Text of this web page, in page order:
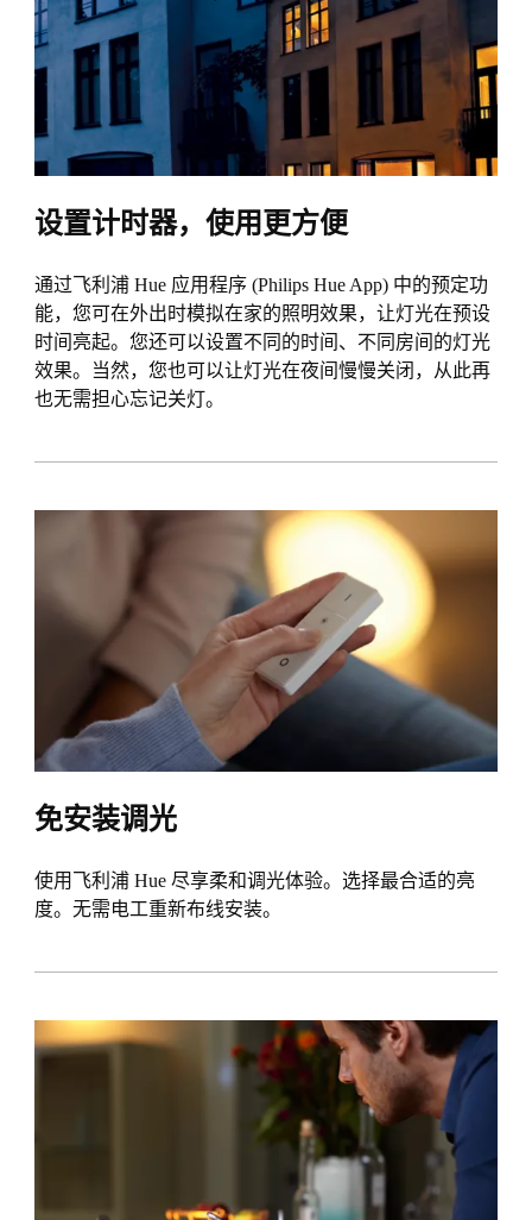
设置计时器，使用更方便
通过飞利浦 Hue 应用程序 (Philips Hue App) 中的预定功
能，您可在外出时模拟在家的照明效果，让灯光在预设
时间亮起。您还可以设置不同的时间、不同房间的灯光
效果。当然，您也可以让灯光在夜间慢慢关闭，从此再
也无需担心忘记关灯。
免安装调光
使用飞利浦 Hue 尽享柔和调光体验。选择最合适的亮
度。无需电工重新布线安装。